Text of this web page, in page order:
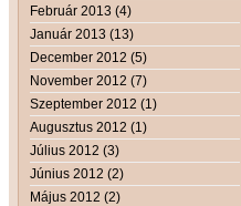
Február 2013 (4)
Január 2013 (13)
December 2012 (5)
November 2012 (7)
Szeptember 2012 (1)
Augusztus 2012 (1)
Július 2012 (3)
Június 2012 (2)
Május 2012 (2)